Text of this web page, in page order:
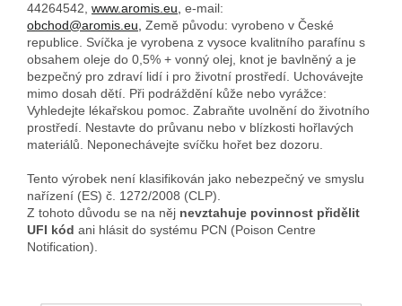
44264542, www.aromis.eu, e-mail:
obchod@aromis.eu, Země původu: vyrobeno v České
republice. Svíčka je vyrobena z vysoce kvalitního parafínu s
obsahem oleje do 0,5% + vonný olej, knot je bavlněný a je
bezpečný pro zdraví lidí i pro životní prostředí. Uchovávejte
mimo dosah dětí. Při podráždění kůže nebo vyrážce:
Vyhledejte lékařskou pomoc. Zabraňte uvolnění do životního
prostředí. Nestavte do průvanu nebo v blízkosti hořlavých
materiálů. Neponechávejte svíčku hořet bez dozoru.
Tento výrobek není klasifikován jako nebezpečný ve smyslu
nařízení (ES) č. 1272/2008 (CLP).
Z tohoto důvodu se na něj nevztahuje povinnost přidělit
UFI kód ani hlásit do systému PCN (Poison Centre
Notification).